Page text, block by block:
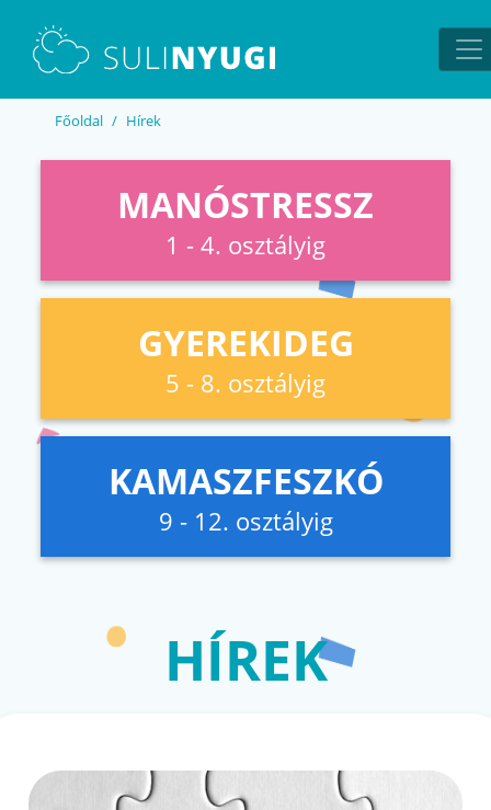
Főoldal Hírek
MANÓSTRESSZ
1 - 4. osztályig
GYEREKIDEG
5 - 8. osztályig
KAMASZFESZKÓ
9 - 12. osztályig
HÍREK